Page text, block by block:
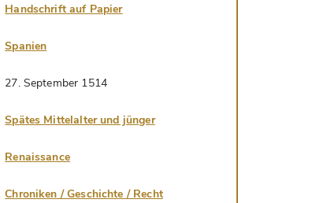
Handschrift auf Papier
Spanien
27. September 1514
Spätes Mittelalter und jünger
Renaissance
Chroniken / Geschichte / Recht